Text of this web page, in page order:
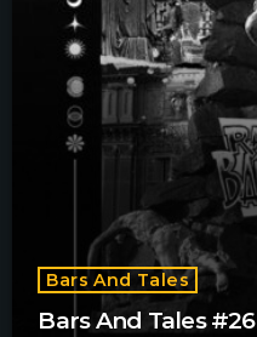
Bars And Tales
Bars And Tales #26